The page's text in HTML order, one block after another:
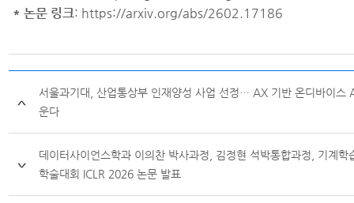
* 논문 링크: https://arxiv.org/abs/2602.17186
서울과기대, 산업통상부 인재양성 사업 선정… AX 기반 온디바이스
운다
데이터사이언스학과 이의찬 박사과정, 김정현 석박통합과정, 기계학
학술대회 ICLR 2026 논문 발표